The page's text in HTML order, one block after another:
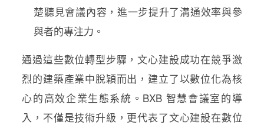
楚聽見會議內容，進一步提升了溝通效率與參
與者的專注力。
通過這些數位轉型步驟，文心建設成功在競爭激
烈的建築產業中脫穎而出，建立了以數位化為核
心的高效企業生態系統。BXB 智慧會議室的導
入，不僅是技術升級，更代表了文心建設在數位